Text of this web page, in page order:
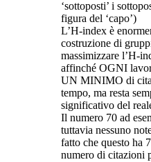
‘sottoposti’ i
figura del ‘capo’)
L’H-index è
costruzione di
massimizzare l’H-
affinché OGNI
UN MINIMO di
tempo, ma resta
significativo del
Il numero 70 ad
tuttavia nessuno
fatto che questo ha
numero di citazioni